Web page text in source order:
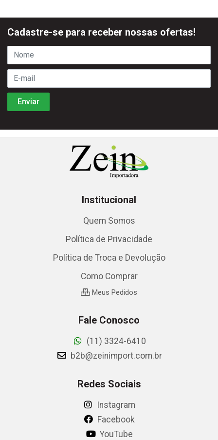
Cadastre-se para receber nossas ofertas!
Institucional
Quem Somos
Política de Privacidade
Política de Troca e Devolução
Como Comprar
Meus Pedidos
Fale Conosco
(11) 3324-6410
b2b@zeinimport.com.br
Redes Sociais
Instagram
Facebook
YouTube